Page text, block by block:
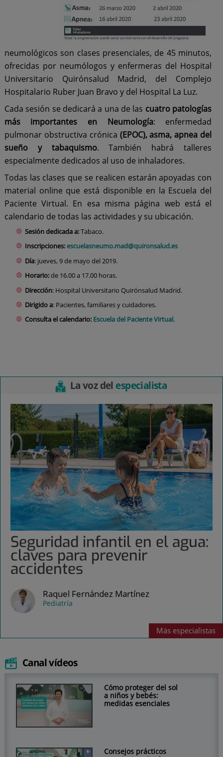
neumológicos son clases presenciales, de 45 minutos,
ofrecidas por neumólogos y enfermeras del Hospital
Universitario Quirónsalud Madrid, del Complejo
Hospitalario Ruber Juan Bravo y del Hospital La Luz.
Cada sesión se dedicará a una de las cuatro patologías
más importantes en Neumología: enfermedad
pulmonar obstructiva crónica (EPOC), asma, apnea del
sueño y tabaquismo. También habrá talleres
especialmente dedicados al uso de inhaladores.
Todas las clases que se realicen estarán apoyadas con
material online que está disponible en la Escuela del
Paciente Virtual. En esa misma página web está el
calendario de todas las actividades y su ubicación.
Sesión dedicada a:Tabaco.
Inscripciones:escuelasneumo.mad@quironsalud.es
Día: jueves, 9 de mayo del 2019.
Horario:de 16.00 a 17.00 horas.
Dirección: Hospital Universitario Quirónsalud Madrid.
Dirigido a: Pacientes, familiares y cuidadores.
Consulta el calendario: Escuela del Paciente Virtual.
La voz del especialista
Seguridad infantil en el agua:
claves para prevenir
accidentes
Raquel Fernández Martínez
Pediatría
Más especialistas
Canal vídeos
Cómo proteger del sol
a niños y bebés:
medidas esenciales
Consejos prácticos